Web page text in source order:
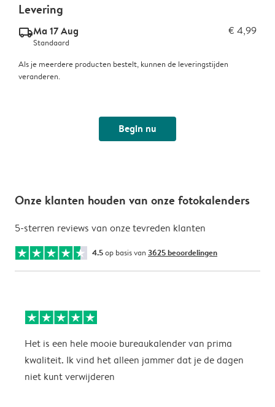
Levering
delivery_standard_v2Ma 17 Aug € 4,99
Standaard
Als je meerdere producten bestelt, kunnen de leveringstijden
veranderen.
Begin nu
Onze klanten houden van onze fotokalenders
5-sterren reviews van onze tevreden klanten
4.5op basis van 3625 beoordelingen
Het is een hele mooie bureaukalender van prima
kwaliteit. Ik vind het alleen jammer dat je de dagen
niet kunt verwijderen